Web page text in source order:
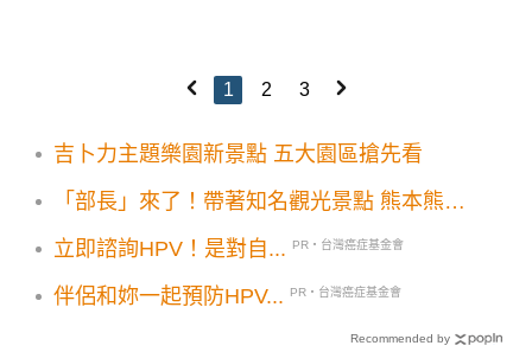
1 2 3
吉卜力主題樂園新景點 五大園區搶先看
「部長」來了！帶著知名觀光景點 熊本熊登
立即諮詢HPV！是對自...
PR・台灣癌症基金會
伴侶和妳一起預防HPV... PR・台灣癌症基金會
Recommended by